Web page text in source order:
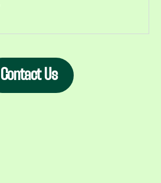
Contact Us